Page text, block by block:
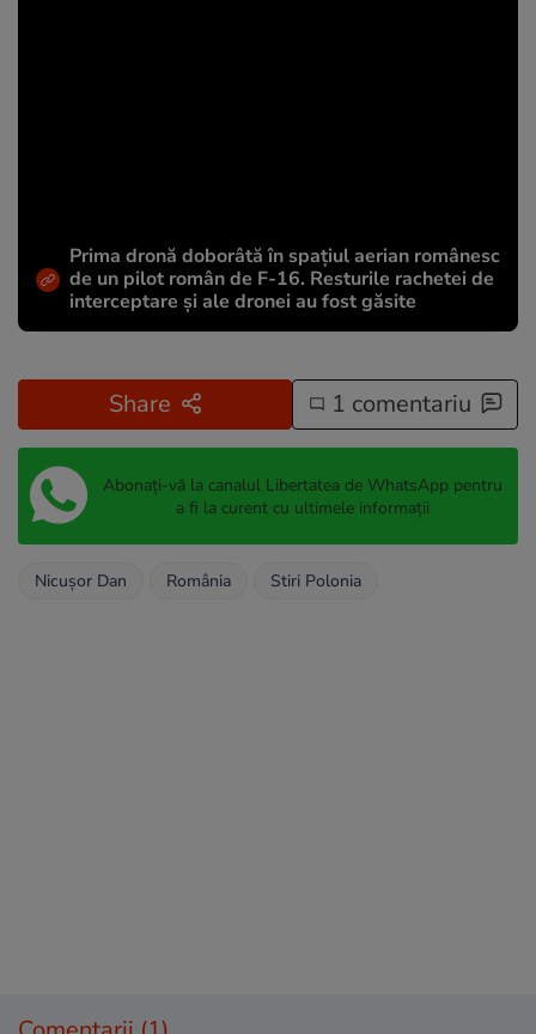
Prima dronă doborâtă în spațiul aerian românesc
de un pilot român de F-16. Resturile rachetei de
interceptare și ale dronei au fost găsite
Share 1 comentariu
Abonați-vă la canalul Libertatea de WhatsApp pentru
a fi la curent cu ultimele informații
Nicușor Dan România Stiri Polonia